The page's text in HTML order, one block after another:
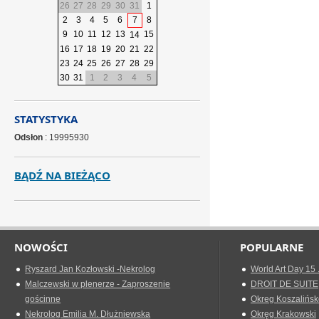
26 27 28 29 30 31
1
2
3 4 5 6 7
8
9
10 11 12 13 14 15
16 17 18 19 20 21 22
23 24 25 26 27 28 29
30 31 1 2 3 4 5
STATYSTYKA
Odsłon : 19995930
BĄDŹ NA BIEŻĄCO
NOWOŚCI
Ryszard Jan Kozłowski -Nekrolog
Malczewski w plenerze - Zaproszenie
gościnne
Nekrolog Emilia M. Dłużniewska
POPULARNE
World Art Day 15
DROIT DE SUITE
Okreg
Okręg Krakowski